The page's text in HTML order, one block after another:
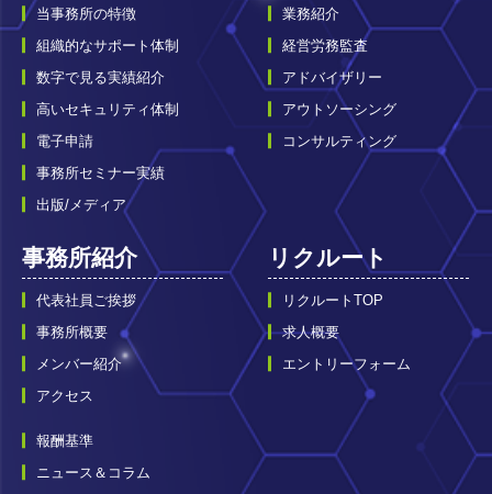
当事務所の特徴
組織的なサポート体制
数字で見る実績紹介
高いセキュリティ体制
電子申請
事務所セミナー実績
出版/メディア
業務紹介
経営労務監査
アドバイザリー
アウトソーシング
コンサルティング
事務所紹介
代表社員ご挨拶
事務所概要
メンバー紹介
アクセス
リクルート
リクルートTOP
求人概要
エントリーフォーム
報酬基準
ニュース＆コラム